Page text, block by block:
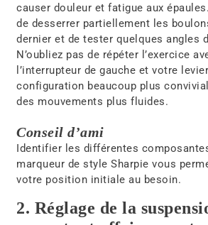
causer douleur et fatigue aux
de desserrer partiellement les
dernier et de tester quelques angles
N’oubliez pas de répéter l’exercice
l’interrupteur de gauche et votre
configuration beaucoup plus
des mouvements plus fluides.
Conseil d’ami
Identifier les différentes composantes
marqueur de style Sharpie vous
votre position initiale au besoin.
2. Réglage de la